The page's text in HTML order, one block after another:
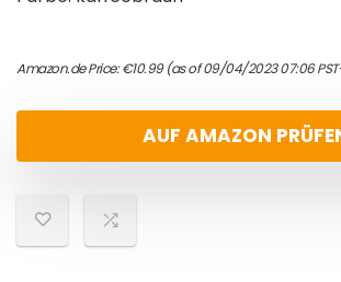
Amazon.de Price:€10.99(as of 09/04/2023 07:06
AUF AMAZON